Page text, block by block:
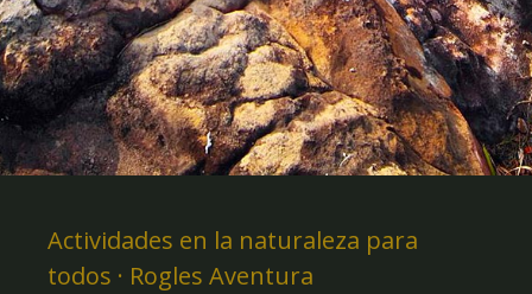
Actividades en la naturaleza para
todos · Rogles Aventura